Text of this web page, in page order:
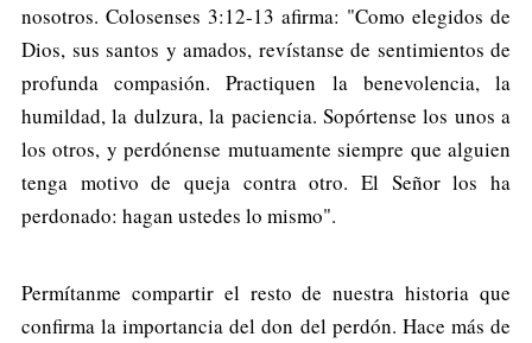
nosotros. Colosenses 3:12-13 afirma: "Como elegidos de
Dios, sus santos y amados, revístanse de sentimientos de
profunda compasión. Practiquen la benevolencia, la
humildad, la dulzura, la paciencia. Sopórtense los unos a
los otros, y perdónense mutuamente siempre que alguien
tenga motivo de queja contra otro. El Señor los ha
perdonado: hagan ustedes lo mismo".
Permítanme compartir el resto de nuestra historia que
confirma la importancia del don del perdón. Hace más de